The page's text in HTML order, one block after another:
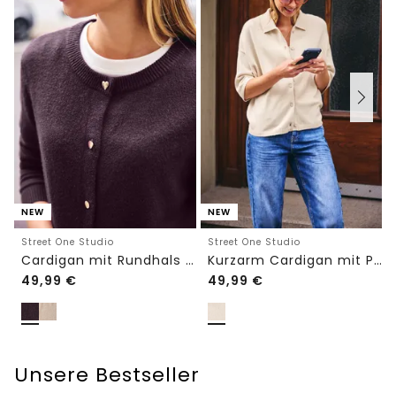
NEW
Street One Studio
Cardigan mit Rundhals und Knöpfen
49,99 €
NEW
Street One Studio
Kurzarm Cardigan mit Polokragen
49,99 €
Unsere Bestseller